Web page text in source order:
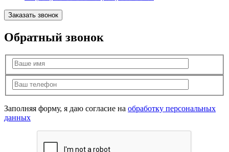
Заказать звонок
Обратный звонок
Заполняя форму, я даю согласие на обработку персональных
данных